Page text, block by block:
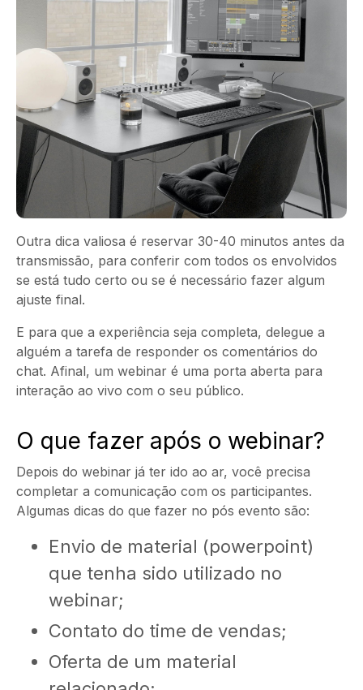
Outra dica valiosa é reservar 30-40 minutos antes da
transmissão, para conferir com todos os envolvidos
se está tudo certo ou se é necessário fazer algum
ajuste final.
E para que a experiência seja completa, delegue a
alguém a tarefa de responder os comentários do
chat. Afinal, um webinar é uma porta aberta para
interação ao vivo com o seu público.
O que fazer após o webinar?
Depois do webinar já ter ido ao ar, você precisa
completar a comunicação com os participantes.
Algumas dicas do que fazer no pós evento são:
Envio de material (powerpoint)
que tenha sido utilizado no
webinar;
Contato do time de vendas;
Oferta de um material